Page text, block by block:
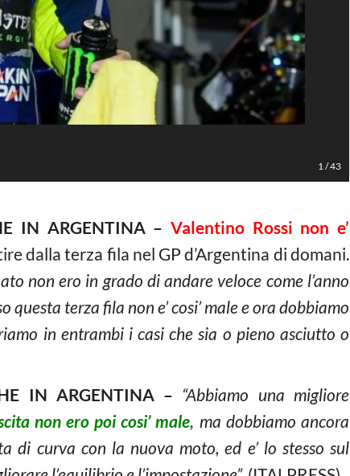
1/43
IN ARGENTINA – Valentino Rossi non e’
dalla terza fila nel GP d’Argentina di domani.
non ero in grado di andare veloce come l’anno
questa terza fila non e’ cosi’ male e ora dobbiamo
in entrambi i casi che sia o pieno asciutto o
IN ARGENTINA – “Abbiamo una migliore
non ero poi cosi’ male, ma dobbiamo ancora
di curva con la nuova moto, ed e’ lo stesso sul